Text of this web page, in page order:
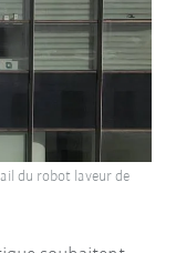
du robot laveur de